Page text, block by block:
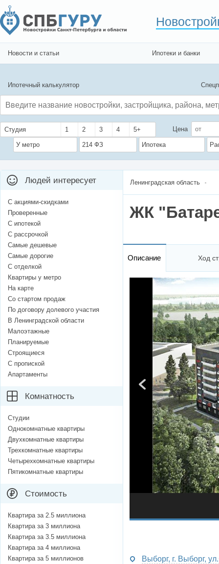
Новости и статьи Ипотеки и банки
Ипотечный калькулятор
Студия 1 2 3 4 5+ Цена
У метро 214 ФЗ Ипотека
Ленинградская область
ЖК
Описание Ход
Людей интересует
С акциями-скидками
Проверенные
С ипотекой
С рассрочкой
Самые дешевые
Самые дорогие
С отделкой
Квартиры у метро
На карте
Со стартом продаж
По договору долевого участия
В Ленинградской области
Малоэтажные
Планируемые
Строящиеся
С пропиской
Апартаменты
Комнатность
Студии
Однокомнатные квартиры
Двухкомнатные квартиры
Трехкомнатные квартиры
Четырехкомнатные квартиры
Пятикомнатные квартиры
Стоимость
Квартира за 2.5 миллиона
Квартира за 3 миллиона
Квартира за 3.5 миллиона
Квартира за 4 миллиона
Квартира за 5 миллионов